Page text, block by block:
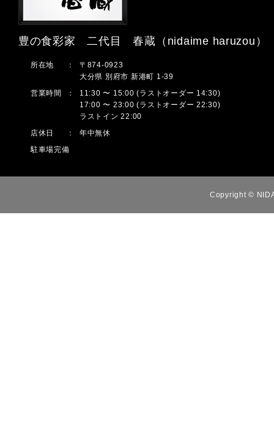
豊の食彩家 二代目 春蔵（nidaime haruzou）
所在地 ：
〒874-0923
大分県 別府市 新港町 1-39
営業時間
：
11:30 〜 15:00 (ラストオーダー 14:30)
17:00 〜 23:00 (ラストオーダー 22:30)
ラストイン 22:00
店休日
：
年中無休
駐車場完備
Copyright ©